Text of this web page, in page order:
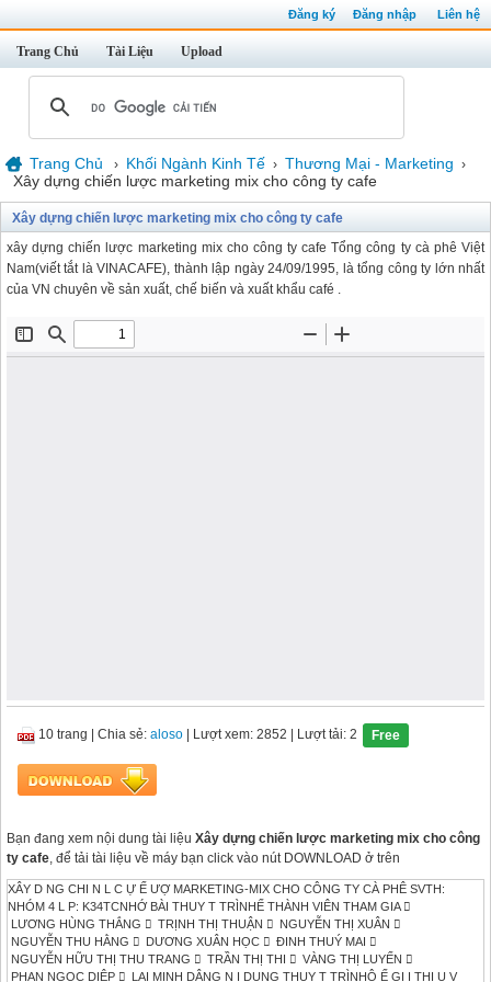
Đăng ký Đăng nhập Liên hệ
Trang Chủ Tài Liệu Upload
Trang Chủ › Khối Ngành Kinh Tế › Thương Mại - Marketing ›
Xây dựng chiến lược marketing mix cho công ty cafe
Xây dựng chiến lược marketing mix cho công ty cafe
xây dựng chiến lược marketing mix cho công ty cafe Tổng công ty cà phê Việt
Nam(viết tắt là VINACAFE), thành lập ngày 24/09/1995, là tổng công ty lớn nhất
của VN chuyên về sản xuất, chế biến và xuất khẩu café .
10 trang Chia sẻ: aloso | Lượt xem: 2852 | Lượt tải: 2 Free
Bạn đang xem nội dung tài liệu Xây dựng chiến lược marketing mix cho công
ty cafe, để tải tài liệu về máy bạn click vào nút DOWNLOAD ở trên
XÂY D NG CHI N L C Ự Ế ƯỢ MARKETING-MIX CHO CÔNG TY CÀ PHÊ SVTH:
NHÓM 4 L P: K34TCNHỚ BÀI THUY T TRÌNHẾ THÀNH VIÊN THAM GIA 
LƯƠNG HÙNG THẮNG  TRỊNH THỊ THUẬN  NGUYỄN THỊ XUÂN 
NGUYỄN THU HẰNG  DƯƠNG XUÂN HỌC  ĐINH THUÝ MAI 
NGUYỄN HỮU THỊ THU TRANG  TRẦN THỊ THI  VÀNG THỊ LUYẾN 
PHAN NGỌC DIỆP  LẠI MINH DÂNG N I DUNG THUY T TRÌNHỘ Ế GI I THI U V